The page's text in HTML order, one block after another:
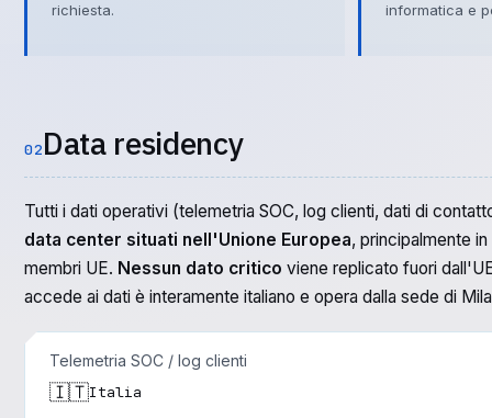
richiesta.
informatica e
02Data residency
Tutti i dati operativi (telemetria SOC, log clienti, dati di
data center situati nell'Unione Europea, principalmente in
membri UE. Nessun dato critico viene replicato fuori
accede ai dati è interamente italiano e opera dalla sede di
Telemetria SOC / log clienti
🇮🇹Italia